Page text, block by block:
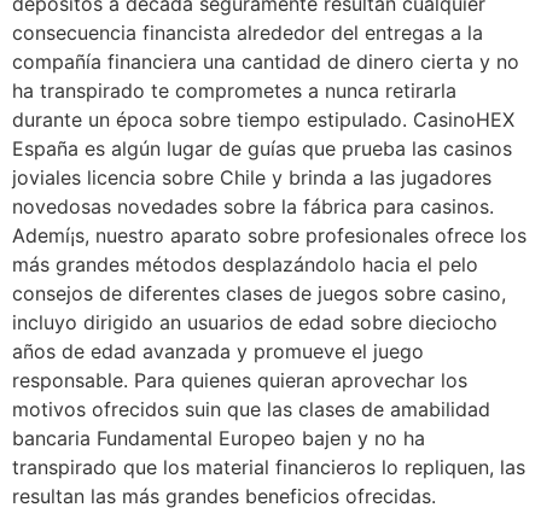
consecuencia financista alrededor del entregas a la
compañía financiera una cantidad de dinero cierta y no
ha transpirado te comprometes a nunca retirarla
durante un época sobre tiempo estipulado. CasinoHEX
España es algún lugar de guías que prueba las casinos
joviales licencia sobre Chile y brinda a las jugadores
novedosas novedades sobre la fábrica para casinos.
Ademí¡s, nuestro aparato sobre profesionales ofrece los
más grandes métodos desplazándolo hacia el pelo
consejos de diferentes clases de juegos sobre casino,
incluyo dirigido an usuarios de edad sobre dieciocho
años de edad avanzada y promueve el juego
responsable. Para quienes quieran aprovechar los
motivos ofrecidos suin que las clases de amabilidad
bancaria Fundamental Europeo bajen y no ha
transpirado que los material financieros lo repliquen, las
resultan las más grandes beneficios ofrecidas.